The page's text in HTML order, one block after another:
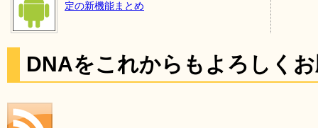
定の新機能まとめ
DNAをこれからもよろしく